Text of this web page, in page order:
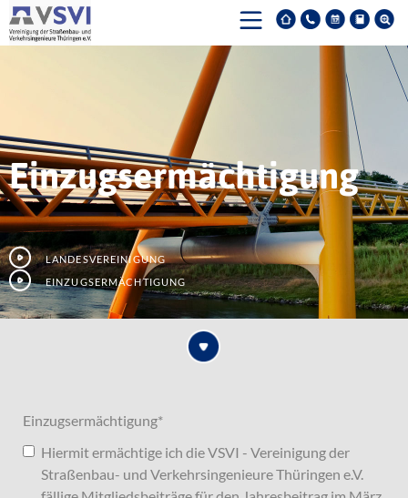
Einzugsermächtigung
Landesvereinigung
Einzugsermächtigung
Einzugsermächtigung*
Hiermit ermächtige ich die VSVI - Vereinigung der
Straßenbau- und Verkehrsingenieure Thüringen e.V.